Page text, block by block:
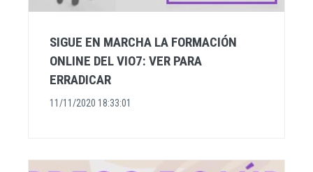
SIGUE EN MARCHA LA FORMACIÓN
ONLINE DEL VIO7: VER PARA
ERRADICAR
11/11/2020 18:33:01